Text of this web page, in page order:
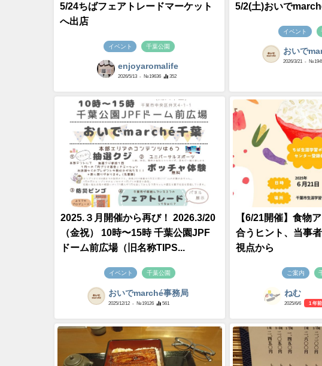
5/24ちばフェアトレードマーケット
へ出店
イベント 千葉公園
enjoyaromalife
2026/5/13 - №19636 352
5/2(土)おいで
イベント
おいで
2026/3/21 -
2025.３月開催から再び！ 2026.3/20
（金祝） 10時〜15時 千葉公園JPF
ドーム前広場（旧名称TIPS...
イベント 千葉公園
おいでmarché事務局
2025/12/12 - №19126 561
【6/21開催】食物
合うヒント、当事
視点から
ご案内
ねむ
2025/6/6 1 年前